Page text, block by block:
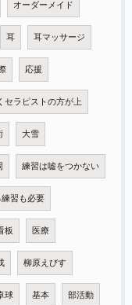
オーダーメイド
耳 耳マッサージ
応援
セラピストの方が上
大雪
練習は嘘をつかない
習も必要
板 医療
柳原えびす
球 基本 部活動